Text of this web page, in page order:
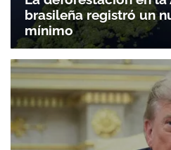
Gracias por
brasileña registró un
mínimo